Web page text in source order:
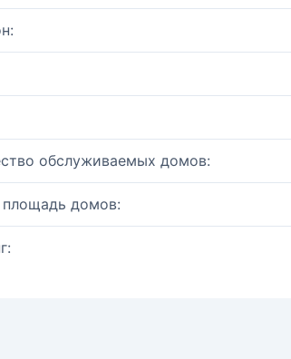
обслуживаемых домов:
домов: